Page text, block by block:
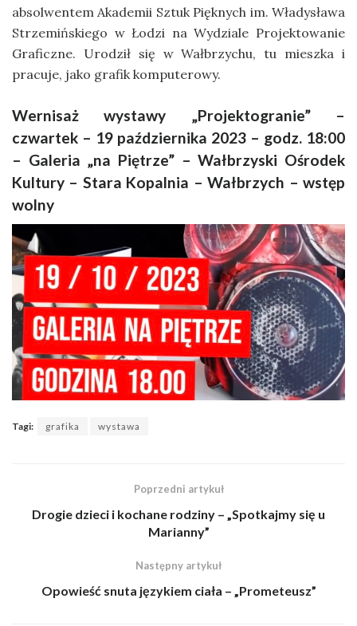
absolwentem Akademii Sztuk Pięknych im. Władysława
Strzemińskiego w Łodzi na Wydziale Projektowanie
Graficzne. Urodził się w Wałbrzychu, tu mieszka i
pracuje, jako grafik komputerowy.
Wernisaż wystawy „Projektogranie” –
czwartek – 19 października 2023 – godz. 18:00
– Galeria „na Piętrze” – Wałbrzyski Ośrodek
Kultury – Stara Kopalnia – Wałbrzych – wstęp
wolny
Tagi: grafika wystawa
Poprzedni artykuł
Drogie dzieci i kochane rodziny – „Spotkajmy się u
Marianny”
Następny artykuł
Opowieść snuta językiem ciała – „Prometeusz”